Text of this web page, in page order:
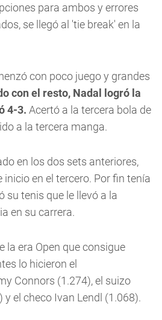
para ambos y errores
se llegó al 'tie break' en la
con poco juego y grandes
con el resto, Nadal logró la
4-3. Acertó a la tercera bola de
a la tercera manga.
en los dos sets anteriores,
inicio en el tercero. Por fin tenía
su tenis que le llevó a la
en su carrera.
la era Open que consigue
lo hicieron el
Connors (1.274), el suizo
y el checo Ivan Lendl (1.068).